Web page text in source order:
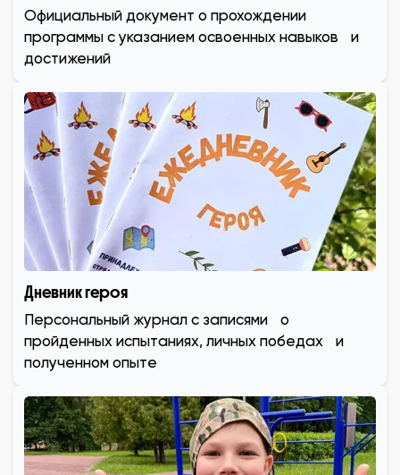
Официальный документ о прохождении
программы с указанием освоенных навыков и
достижений
Дневник героя
Персональный журнал с записями о
пройденных испытаниях, личных победах и
полученном опыте